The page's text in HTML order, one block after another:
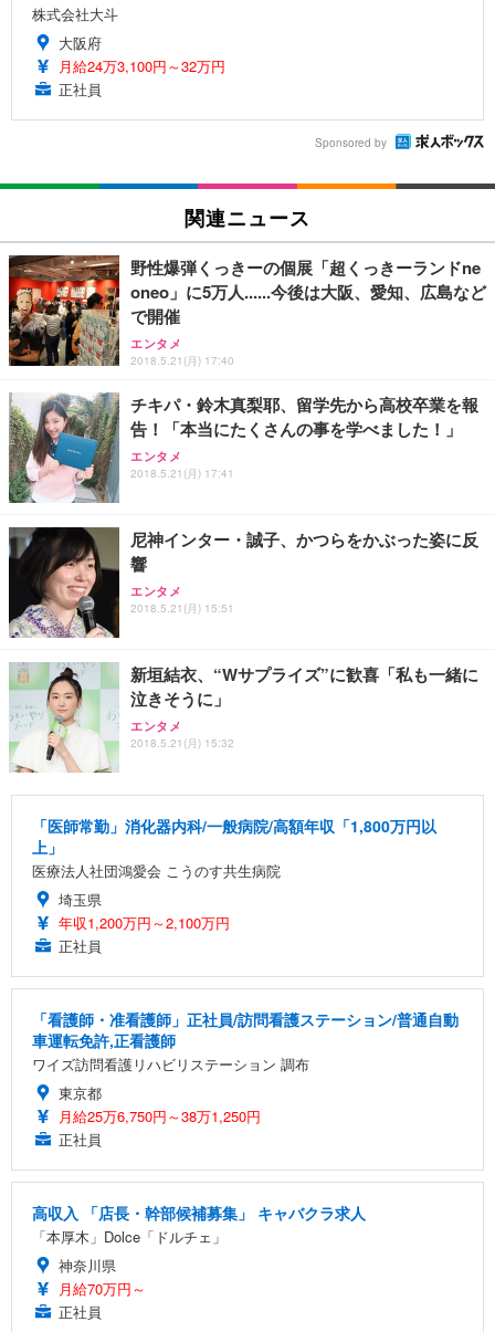
株式会社大斗
大阪府
月給24万3,100円～32万円
正社員
Sponsored by
関連ニュース
野性爆弾くっきーの個展「超くっきーランドne
oneo」に5万人......今後は大阪、愛知、広島など
で開催
エンタメ
2018.5.21(月) 17:40
チキパ・鈴木真梨耶、留学先から高校卒業を報
告！「本当にたくさんの事を学べました！」
エンタメ
2018.5.21(月) 17:41
尼神インター・誠子、かつらをかぶった姿に反
響
エンタメ
2018.5.21(月) 15:51
新垣結衣、“Wサプライズ”に歓喜「私も一緒に
泣きそうに」
エンタメ
2018.5.21(月) 15:32
「医師常勤」消化器内科/一般病院/高額年収「1,800万円以
上」
医療法人社団鴻愛会 こうのす共生病院
埼玉県
年収1,200万円～2,100万円
正社員
「看護師・准看護師」正社員/訪問看護ステーション/普通自動
車運転免許,正看護師
ワイズ訪問看護リハビリステーション 調布
東京都
月給25万6,750円～38万1,250円
正社員
高収入 「店長・幹部候補募集」 キャバクラ求人
「本厚木」Dolce「ドルチェ」
神奈川県
月給70万円～
正社員